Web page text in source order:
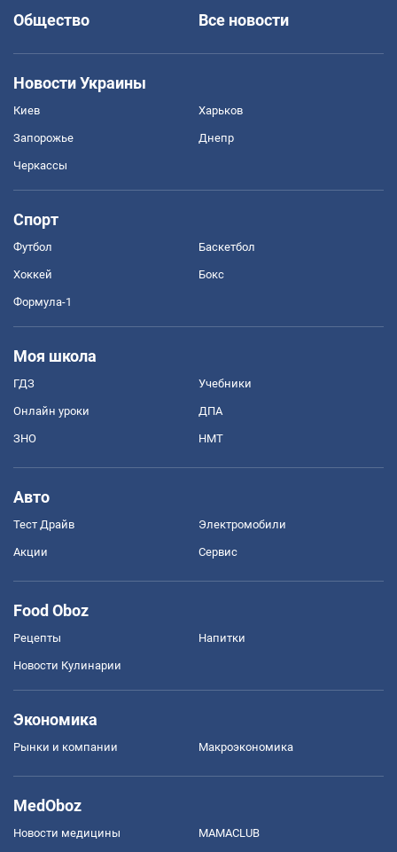
Общество
Все новости
Новости Украины
Киев Харьков
Запорожье Днепр
Черкассы
Спорт
Футбол Баскетбол
Хоккей Бокс
Формула-1
Моя школа
ГДЗ Учебники
Онлайн уроки ДПА
ЗНО НМТ
Авто
Тест Драйв Электромобили
Акции Сервис
Food Oboz
Рецепты Напитки
Новости Кулинарии
Экономика
Рынки и компании Mакроэкономика
MedOboz
Новости медицины MAMACLUB